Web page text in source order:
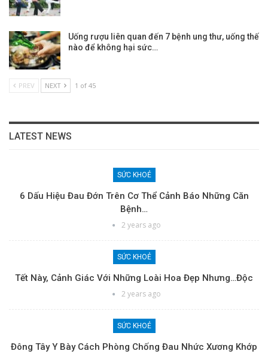
Uống rượu liên quan đến 7 bệnh ung thư, uống thế
nào để không hại sức…
PREV NEXT 1 of 45
LATEST NEWS
SỨC KHOẺ
6 Dấu Hiệu Đau Đớn Trên Cơ Thể Cảnh Báo Những Căn
Bệnh…
2 years ago
SỨC KHOẺ
Tết Này, Cảnh Giác Với Những Loài Hoa Đẹp Nhưng…độc
2 years ago
SỨC KHOẺ
Đông Tây Y Bày Cách Phòng Chống Đau Nhức Xương Khớp